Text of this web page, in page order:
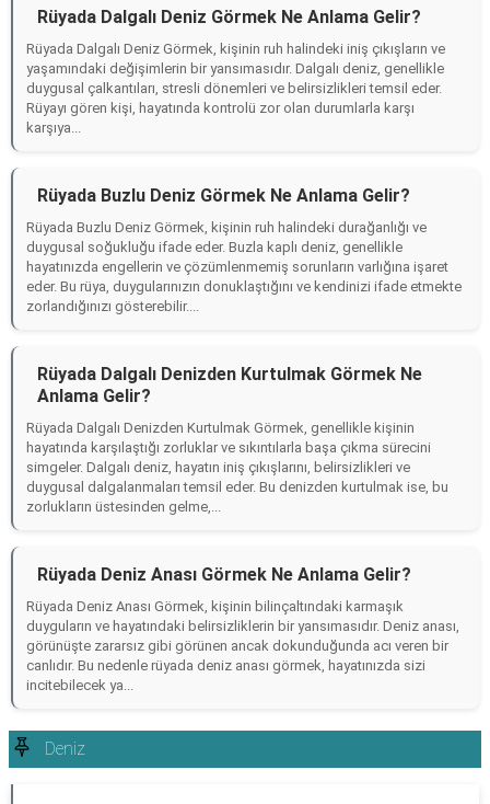
Rüyada Dalgalı Deniz Görmek Ne Anlama Gelir?
Rüyada Dalgalı Deniz Görmek, kişinin ruh halindeki iniş çıkışların ve
yaşamındaki değişimlerin bir yansımasıdır. Dalgalı deniz, genellikle
duygusal çalkantıları, stresli dönemleri ve belirsizlikleri temsil eder.
Rüyayı gören kişi, hayatında kontrolü zor olan durumlarla karşı
karşıya...
Rüyada Buzlu Deniz Görmek Ne Anlama Gelir?
Rüyada Buzlu Deniz Görmek, kişinin ruh halindeki durağanlığı ve
duygusal soğukluğu ifade eder. Buzla kaplı deniz, genellikle
hayatınızda engellerin ve çözümlenmemiş sorunların varlığına işaret
eder. Bu rüya, duygularınızın donuklaştığını ve kendinizi ifade etmekte
zorlandığınızı gösterebilir....
Rüyada Dalgalı Denizden Kurtulmak Görmek Ne
Anlama Gelir?
Rüyada Dalgalı Denizden Kurtulmak Görmek, genellikle kişinin
hayatında karşılaştığı zorluklar ve sıkıntılarla başa çıkma sürecini
simgeler. Dalgalı deniz, hayatın iniş çıkışlarını, belirsizlikleri ve
duygusal dalgalanmaları temsil eder. Bu denizden kurtulmak ise, bu
zorlukların üstesinden gelme,...
Rüyada Deniz Anası Görmek Ne Anlama Gelir?
Rüyada Deniz Anası Görmek, kişinin bilinçaltındaki karmaşık
duyguların ve hayatındaki belirsizliklerin bir yansımasıdır. Deniz anası,
görünüşte zararsız gibi görünen ancak dokunduğunda acı veren bir
canlıdır. Bu nedenle rüyada deniz anası görmek, hayatınızda sizi
incitebilecek ya...
Deniz